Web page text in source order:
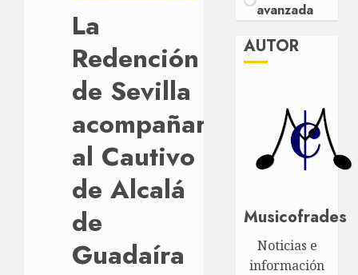
La
Redención
de Sevilla
acompañará
al Cautivo
de Alcalá
de
Guadaíra
avanzada
AUTOR
Musicofrades
Noticias e
información